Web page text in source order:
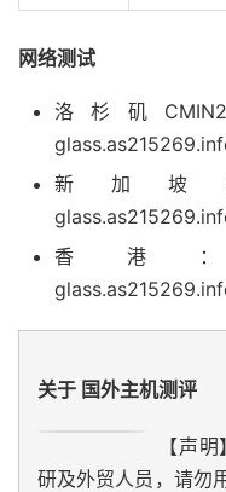
网络测试
洛杉矶CMIN2
新加坡：
香港：
关于 国外主机测评
【声
研及外贸人员，请勿